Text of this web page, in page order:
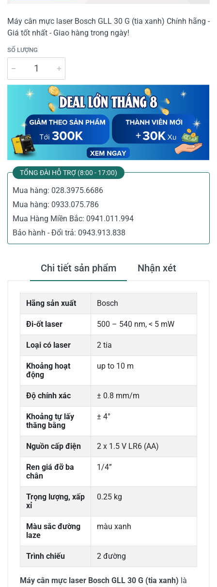
Máy cân mực laser Bosch GLL 30 G (tia xanh) Chính hãng -
Giá tốt nhất - Giao hàng trong ngày!
SỐ LƯỢNG
TỔNG ĐÀI HỖ TRỢ (8:00 - 17:00)
Mua hàng: 028.3975.6686
Mua hàng: 0933.075.786
Mua Hàng Miền Bắc: 0941.011.994
Bảo hành - Đổi trả: 0943.913.838
Chi tiết sản phẩm Nhận xét
Hãng sản xuất Bosch
Đi-ốt laser 500 – 540 nm, < 5 mW
Loại có laser 2 tia
Khoảng hoạt
động
up to 10 m
Độ chính xác ± 0.8 mm/m
Khoảng tự lấy
thăng bằng
± 4°
Nguồn cấp điện 2 x 1.5 V LR6 (AA)
Ren giá đỡ ba
chân
1/4”
Trọng lượng, xấp
xỉ
0.25 kg
Màu sắc đường
laze
màu xanh
Trình chiếu 2 đường
Máy cân mực laser Bosch GLL 30 G (tia xanh) là